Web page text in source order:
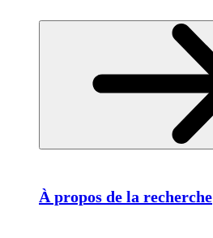
À propos de la recherche